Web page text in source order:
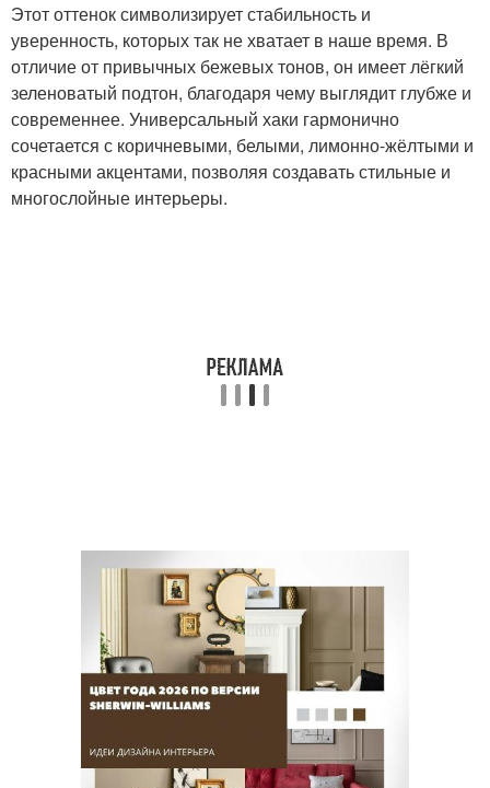
Этот оттенок символизирует стабильность и
уверенность, которых так не хватает в наше время. В
отличие от привычных бежевых тонов, он имеет лёгкий
зеленоватый подтон, благодаря чему выглядит глубже и
современнее. Универсальный хаки гармонично
сочетается с коричневыми, белыми, лимонно-жёлтыми и
красными акцентами, позволяя создавать стильные и
многослойные интерьеры.